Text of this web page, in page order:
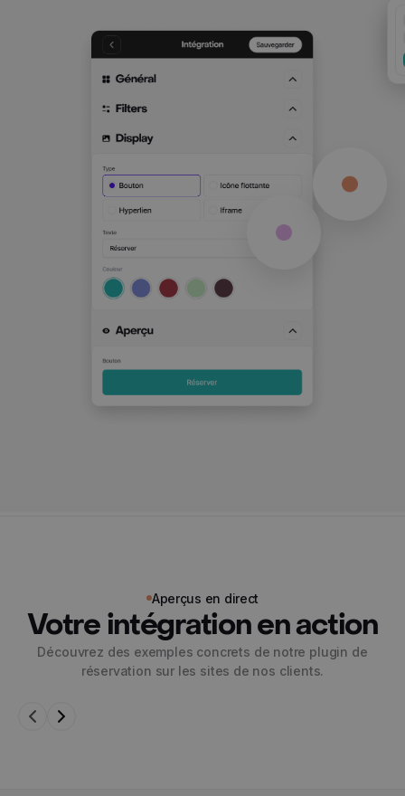
Aperçus en direct
Votre intégration en action
Découvrez des exemples concrets de notre plugin de
réservation sur les sites de nos clients.